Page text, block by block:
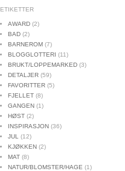
ETIKETTER
AWARD (2)
BAD (2)
BARNEROM (7)
BLOGGLOTTERI (11)
BRUKT/LOPPEMARKED (3)
DETALJER (59)
FAVORITTER (5)
FJELLET (8)
GANGEN (1)
HØST (2)
INSPIRASJON (36)
JUL
(12)
KJØKKEN (2)
MAT (8)
NATUR/BLOMSTER/HAGE (1)